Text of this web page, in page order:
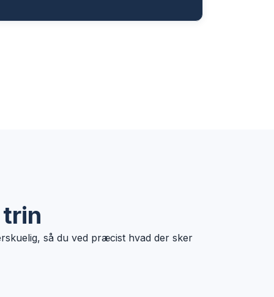
så du ved præcist hvad der sker